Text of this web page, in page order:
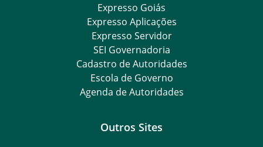
Expresso Goiás
Expresso Aplicações
Expresso Servidor
SEI Governadoria
Cadastro de Autoridades
Escola de Governo
Agenda de Autoridades
Outros Sites